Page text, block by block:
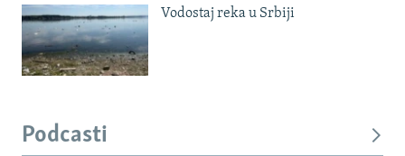
Vodostaj reka u Srbiji
Podcasti